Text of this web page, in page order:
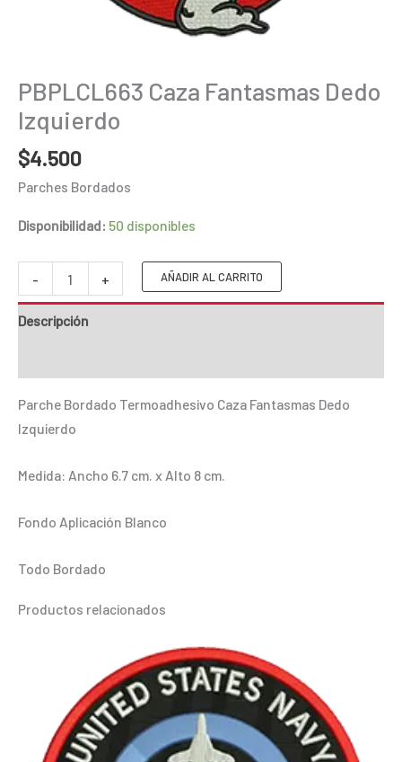
PBPLCL663 Caza Fantasmas Dedo
Izquierdo
$4.500
Parches Bordados
Disponibilidad: 50 disponibles
-
PBPLCL663
Caza
Fantasmas
+ AÑADIR AL CARRITO
Descripción
Parche Bordado Termoadhesivo Caza Fantasmas Dedo
Izquierdo
Medida: Ancho 6.7 cm. x Alto 8 cm.
Fondo Aplicación Blanco
Todo Bordado
Productos relacionados